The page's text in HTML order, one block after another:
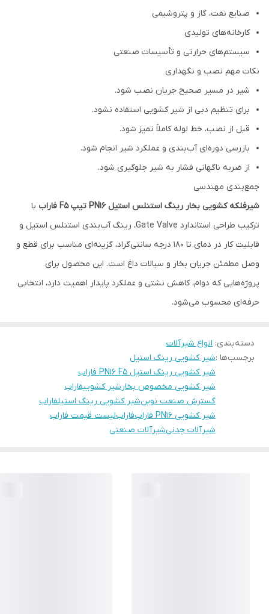
صنایع نفت، گاز و پتروشیمی
کارخانه‌های تولیدی
سیستم‌های حرارتی و تأسیسات صنعتی
نکات مهم نصب و نگهداری
شیر در مسیر صحیح جریان نصب شود.
برای تنظیم دبی از شیر کشویی استفاده نشود.
قبل از نصب، خط لوله کاملاً تمیز شود.
بازرسی دوره‌ای آب‌بندی و عملکرد شیر انجام شود.
از ضربه ناگهانی فشار به شیر جلوگیری شود.
جمع‌بندی مهندسی
شیرفلکه کشویی بخار رینگ استنلس استیل PN16 تیپ F5 فاراب
با
ترکیب طراحی استاندارد Gate Valve، رینگ آب‌بندی استنلس استیل و
قابلیت کار در دمای تا 180 درجه سانتی‌گراد، گزینه‌ای مناسب برای قطع و
وصل مطمئن جریان بخار و سیالات داغ است. این محصول برای
پروژه‌هایی که دوام، کاهش نشتی و عملکرد پایدار اهمیت دارد، انتخابی
حرفه‌ای محسوب می‌شود.
دسته‌بندی: انواع شیرآلات
برچسب‌ها :شیر کشویی رینگ استیل
شیر کشویی رینگ استیل PN16 F5 فاراب
شیر کشویی مخصوص بخار شیر کشوییفاراب
گسترش صنعت نوینشیر کشویی رینگ استیلفاراب
شیر کشویی PN16 فاراب
فارابلیست قیمت فاراب
شیرآلات چدنیشیرآلات صنعتی